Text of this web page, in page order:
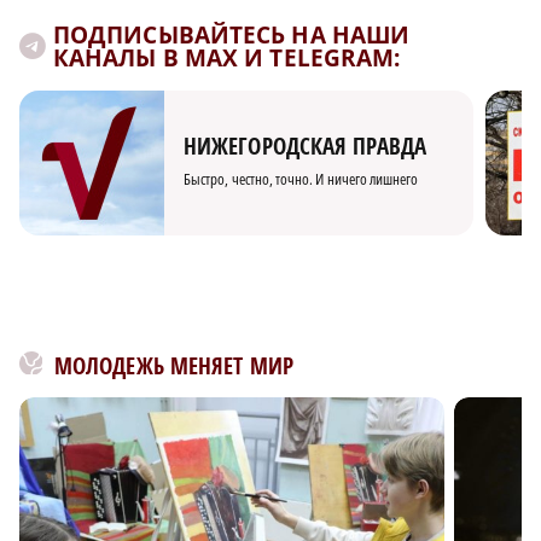
ПОДПИСЫВАЙТЕСЬ НА НАШИ
КАНАЛЫ В MAX И TELEGRAM:
НИЖЕГОРОДСКАЯ ПРАВДА
Быстро, честно, точно. И ничего лишнего
МОЛОДЕЖЬ МЕНЯЕТ МИР